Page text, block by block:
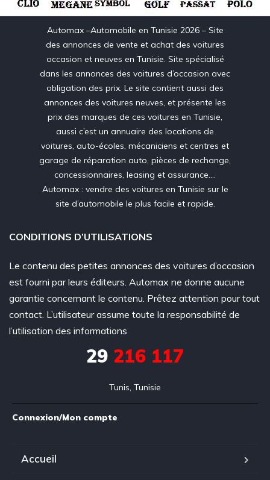
Automax –Automobile en Tunisie 2026 – Site
des annonces de vente et achat des voitures
occasion et neuves en Tunisie. Site spécialisé
dans les annonces des voitures d’occasion avec
obligation des prix. Le site contient aussi des
annonces des voitures neuves, et présente les
prix des marques de ces voitures en Tunisie,
aussi c’est un annuaire des locations de
voitures, auto-écoles, mécaniciens et centres et
garage de réparation auto, pièces de rechange,
concessionnaires, leasing et assurance….
Automax : vendre des voitures en Tunisie sur le
site d’automobile le plus facile et rapide.
CONDITIONS D’UTILISATIONS
Le contenu des petites annonces des voitures d’occasion
est fourni par leurs éditeurs. Automax ne donne aucune
garantie concernant le contenu. Prêtez attention pour tout
contact. L’utilisateur assume toute la responsabilité de
l’utilisation des informations
29 216 117
Tunis, Tunisie
Connexion/Mon compte
Accueil